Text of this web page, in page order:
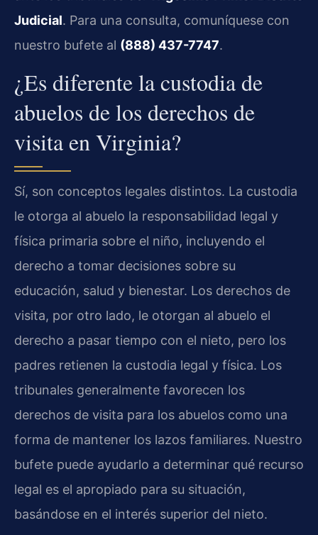
Judicial. Para una consulta, comuníquese con
nuestro bufete al (888) 437-7747.
¿Es diferente la custodia de
abuelos de los derechos de
visita en Virginia?
Sí, son conceptos legales distintos. La custodia
le otorga al abuelo la responsabilidad legal y
física primaria sobre el niño, incluyendo el
derecho a tomar decisiones sobre su
educación, salud y bienestar. Los derechos de
visita, por otro lado, le otorgan al abuelo el
derecho a pasar tiempo con el nieto, pero los
padres retienen la custodia legal y física. Los
tribunales generalmente favorecen los
derechos de visita para los abuelos como una
forma de mantener los lazos familiares. Nuestro
bufete puede ayudarlo a determinar qué recurso
legal es el apropiado para su situación,
basándose en el interés superior del nieto.